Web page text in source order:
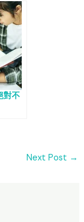
對不
Next Post →